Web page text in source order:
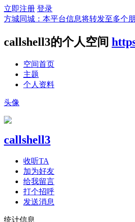
立即注册 登录
方城同城：本平台信息将转发至多
callshell3的个人空间
空间首页
主题
个人资料
头像
callshell3
收听TA
加为好友
给我留言
打个招呼
发送消息
统计信息